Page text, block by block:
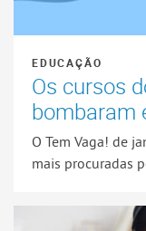
EDUCAÇÃO
Os cursos
bombaram
O Tem Vaga! de
mais procuradas